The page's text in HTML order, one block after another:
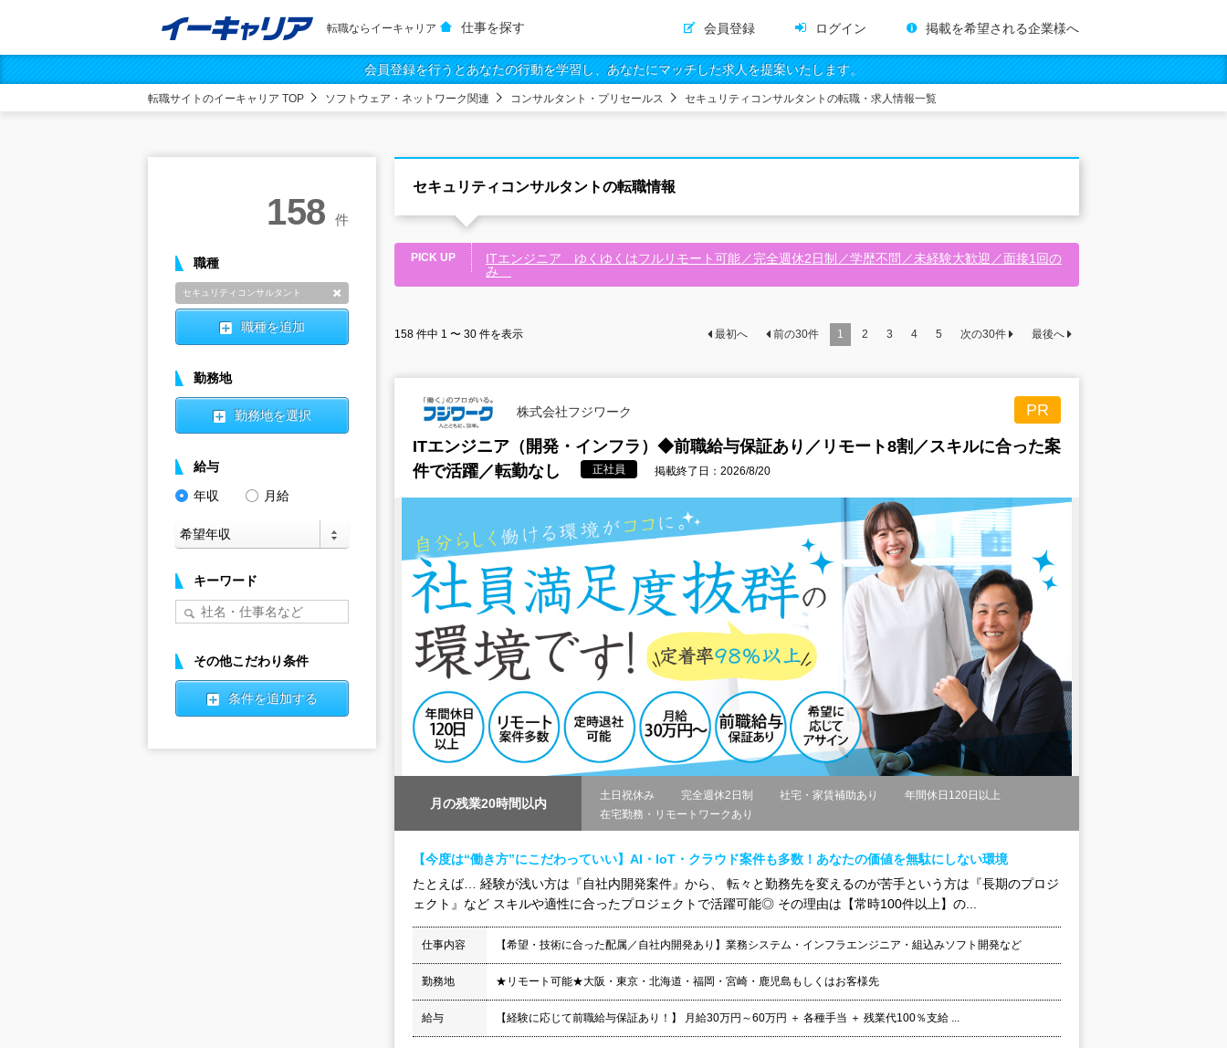
転職ならイーキャリア 仕事を探す 会員登録 ログイン 掲載を希望される企業様へ
会員登録を行うとあなたの行動を学習し、あなたにマッチした求人を提案いたします。
転職サイトのイーキャリア TOP ソフトウェア・ネットワーク関連 コンサルタント・プリセールス セキュリティコンサルタントの転職・求人情報一覧
セキュリティコンサルタントの転職情報
PICK UP
ITエンジニア ゆくゆくはフルリモート可能／完全週休2日制／学歴不問／未経験大歓迎／面接1回の
み
158 件中 1 〜 30 件を表示 最初へ 前の30件 1 2 3 4 5 次の30件 最後へ
株式会社フジワーク
PR
ITエンジニア（開発・インフラ）◆前職給与保証あり／リモート8割／スキルに合った案
件で活躍／転勤なし
正社員 掲載終了日：2026/8/20
月の残業20時間以内
土日祝休み 完全週休2日制 社宅・家賃補助あり
年間休日120日以上
在宅勤務・リモートワークあり
【今度は“働き方”にこだわっていい】AI・IoT・クラウド案件も多数！あなたの価値を無駄にしない環境
たとえば… 経験が浅い方は『自社内開発案件』から、 転々と勤務先を変えるのが苦手という方は『長期のプロジ
ェクト』など スキルや適性に合ったプロジェクトで活躍可能◎ その理由は【常時100件以上】の...
仕事内容 【希望・技術に合った配属／自社内開発あり】業務システム・インフラエンジニア・組込みソフト開発など
勤務地 ★リモート可能★大阪・東京・北海道・福岡・宮崎・鹿児島もしくはお客様先
給与 【経験に応じて前職給与保証あり！】 月給30万円～60万円 ＋ 各種手当 ＋ 残業代100％支給 ...
158 件
職種
セキュリティコンサルタント
職種を追加
勤務地
勤務地を選択
給与
年収
月給
キーワード
その他こだわり条件
条件を追加する